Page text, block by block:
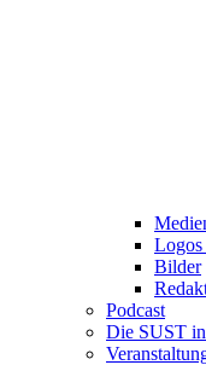
Logos
Bilder
Podcast
Die SUST